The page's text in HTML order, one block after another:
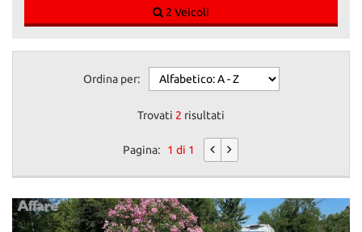
2 Veicoli
Ordina per:
Trovati 2 risultati
Pagina: 1 di 1